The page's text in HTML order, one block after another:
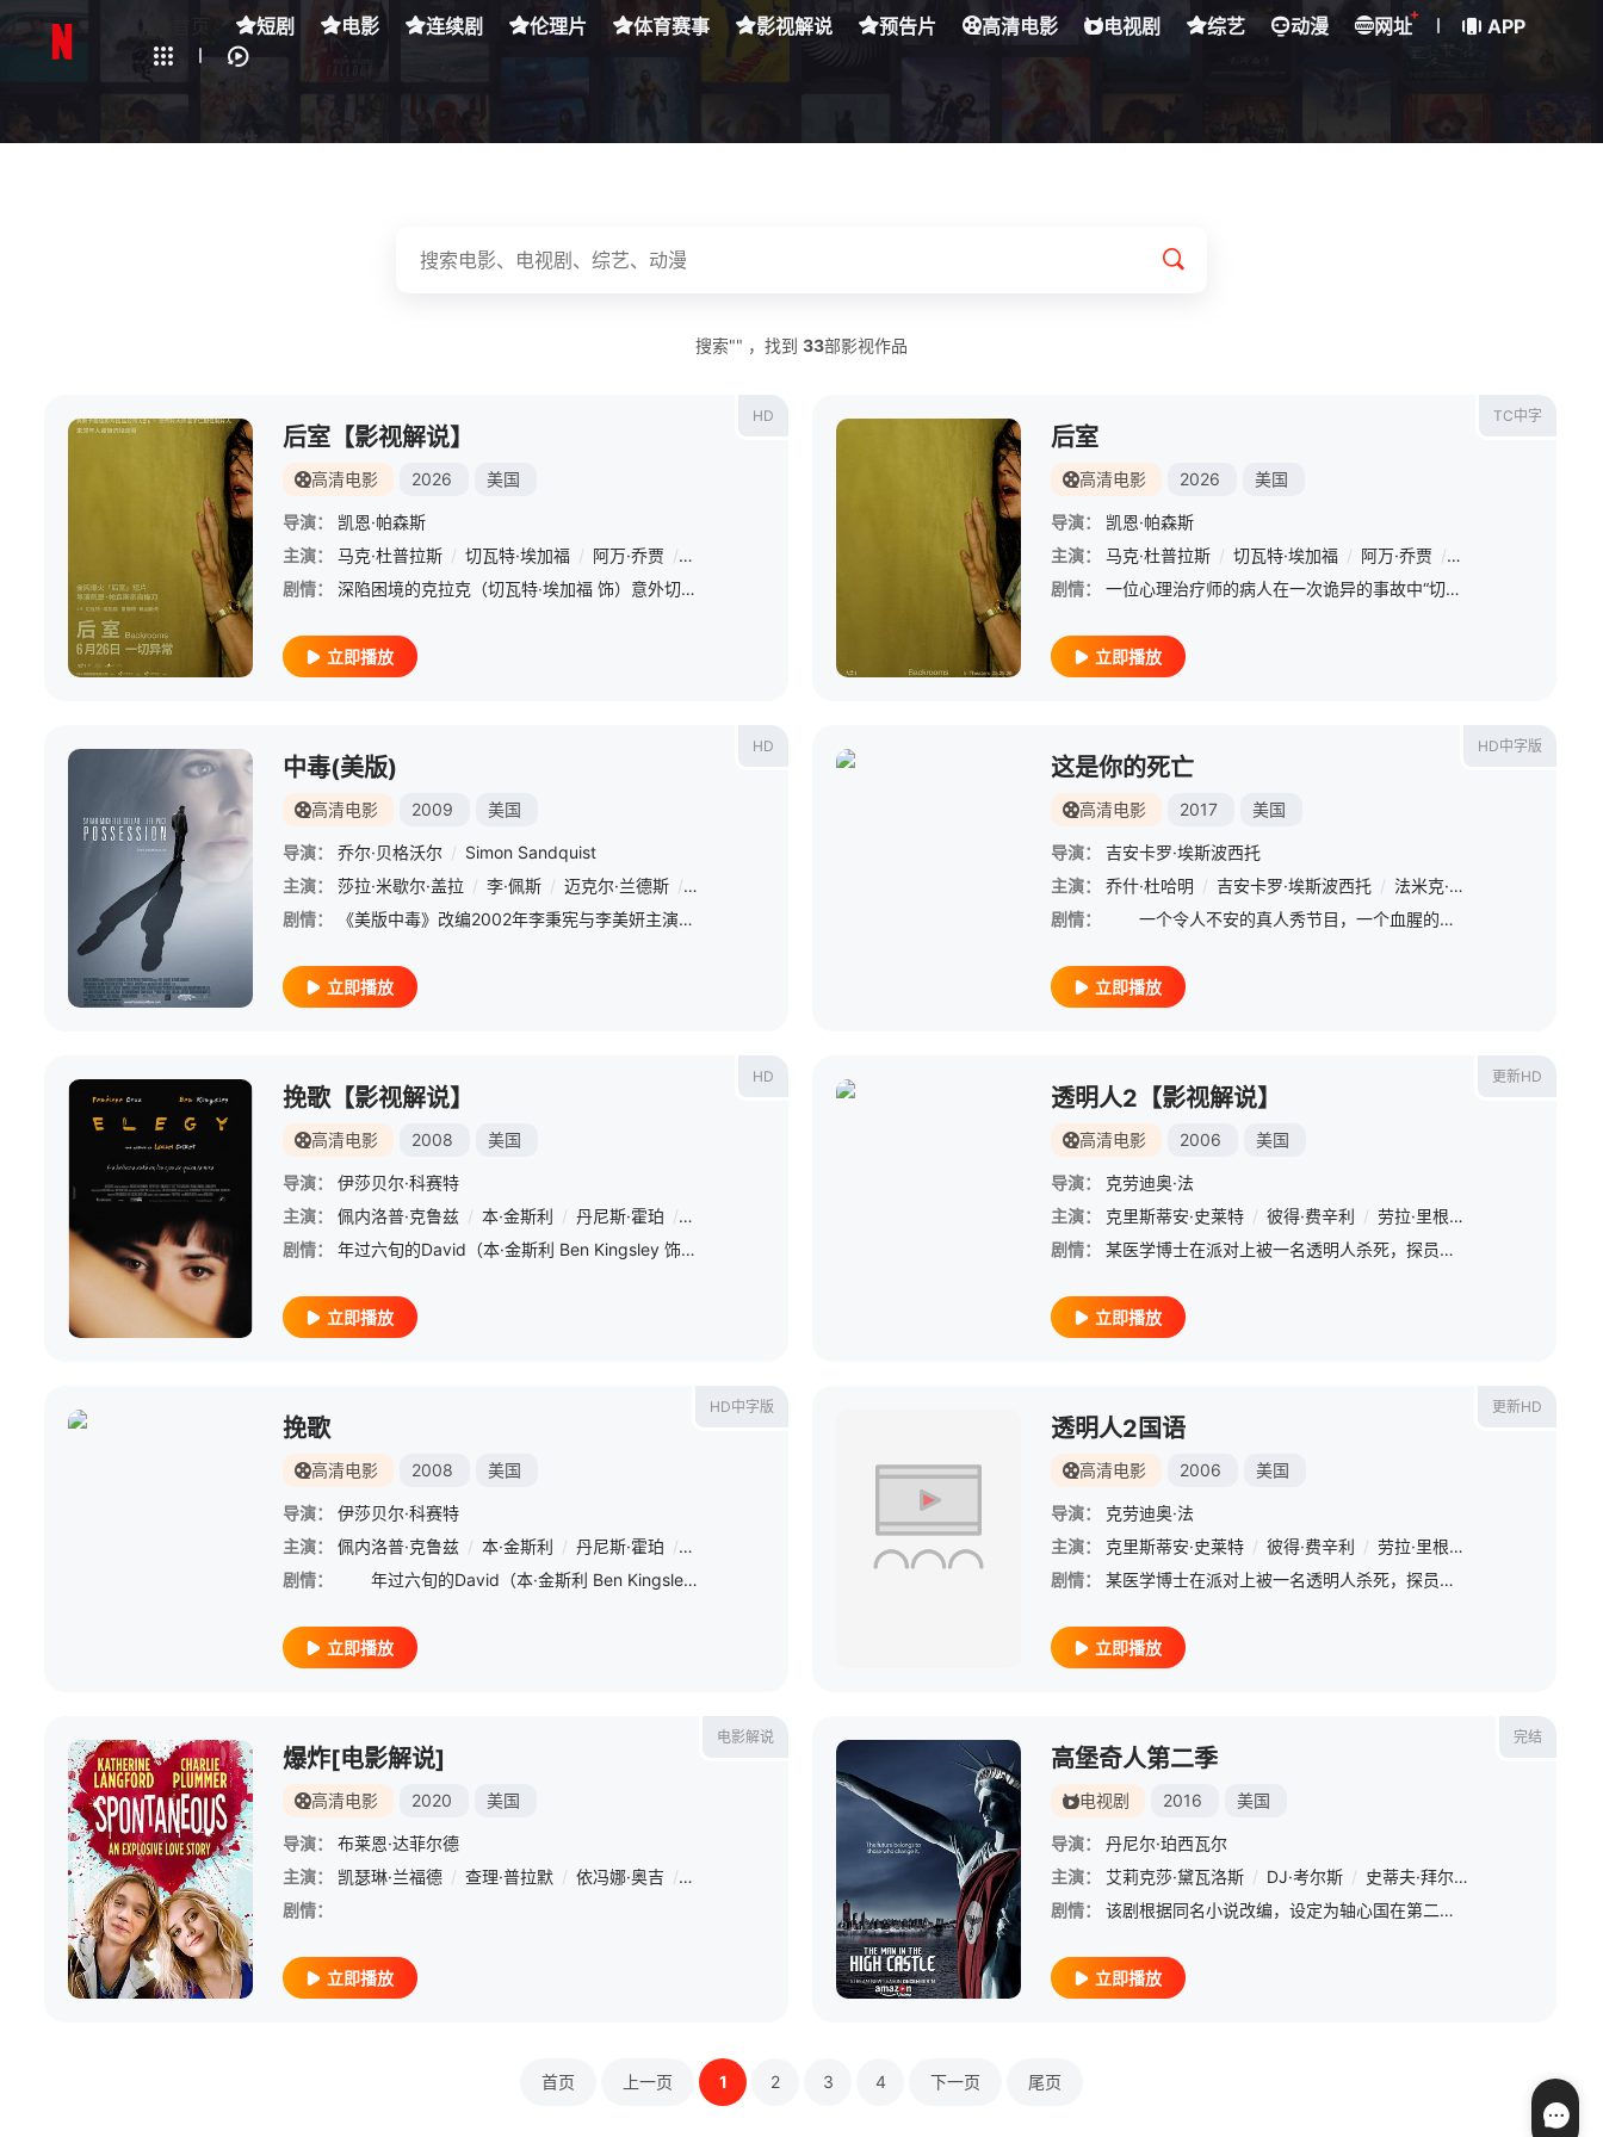
短剧 电影 连续剧 伦理片 体育赛事 影视解说 预告片 高清电影 电视剧 综艺 动漫 网址
+
APP
载客户端
搜索"" ，找到 33部影视作品
HD
后室【影视解说】
高清电影 2026 美国
导演：
凯恩·帕森斯
主演：
马克·杜普拉斯 / 切瓦特·埃加福 / 阿万·乔贾 / 谢拉赫·霍斯达尔 雷娜特·赖因斯夫 / 卢基塔·麦克斯韦尔 / 芬恩·本尼特 / 米拉尼亚·克尔
剧情：
深陷困境的克拉克（切瓦特·埃加福 饰）意外切入名为“后室”的神秘空间，在这里一切物理规则崩塌，只有漫无边际的黄色房间，没有终点也没有出路。心理医生玛丽（雷娜特·赖因斯夫 饰）为寻回克拉克意外踏入此地，
立即播放
TC中字
后室
高清电影 2026 美国
导演：
凯恩·帕森斯
主演：
马克·杜普拉斯 / 切瓦特·埃加福 / 阿万·乔贾 / 谢拉赫·霍斯达尔
剧情：
一位心理治疗师的病人在一次诡异的事故中“切入”（No-clip）到了一个超越现实的奇异维度。为了带回病人，这位治疗师不得不亲自踏入那片无边无际、充满黄色壁纸和嗡嗡荧光灯响声的未知迷宫。 该片改编自凯
立即播放
HD
中毒(美版)
高清电影 2009 美国
导演： 乔尔·贝格沃尔 / Simon Sandquist
主演：
莎拉·米歇尔·盖拉 / 李·佩斯 / 迈克尔·兰德斯 / 威廉·B·戴维斯
剧情：
《美版中毒》改编2002年李秉宪与李美妍主演的同名韩国电影《中毒》。 一场交通事故，让杰西卡（莎拉·米歇尔·盖拉 Sarah Michelle Gellar 饰）的丈夫瑞恩（迈克尔·兰德斯 Mi
立即播放
HD中字版
这是你的死亡
高清电影 2017 美国
导演：
吉安卡罗·埃斯波西托
主演：
乔什·杜哈明 / 吉安卡罗·埃斯波西托 / 法米克·詹森
剧情：
一个令人不安的真人秀节目，一个血腥的热门游戏节目，让参赛者们为了观众的娱乐而自杀……
立即播放
HD
挽歌【影视解说】
高清电影 2008 美国
导演：
伊莎贝尔·科赛特
主演：
佩内洛普·克鲁兹 / 本·金斯利 / 丹尼斯·霍珀 / 派翠西娅·克拉克森 黛布拉·哈里 / 查理·罗斯 / 安东尼奥·库普 / 米歇尔·哈里逊 / 桑娅·本妮特
剧情：
年过六旬的David（本·金斯利 Ben Kingsley 饰）是本地颇有声望的文化评论员，在电视节目上的谈笑风生让他魅力无穷。同时身为大学教授的他在课堂作业评分前从不与女学生乱搞以免被控性骚扰。David对感情自命不羁，现今生活的密友是20年前的女学生。不过自从他遇见24岁的Consuela（佩内洛普·克鲁兹 Penélope Cruz 饰）后情况发生了改变。他热爱她的青春与肉体所象征的意义，她就像画里完美的身体一样。但是他不敢相信他能永远拥有她，他认为总有更年轻更优秀的男子把她带走。于是Consuel
立即播放
更新HD
透明人2【影视解说】
高清电影 2006 美国
导演：
克劳迪奥·法
主演：
克里斯蒂安·史莱特 / 彼得·费辛利 / 劳拉·里根 /
剧情：
某医学博士在派对上被一名透明人杀死，探员特纳（彼得?费辛利 Peter Facinelli 饰）与丽萨在勘察现场时却被告知此案由国防部接手，而他二人的任务是保护女生物学家道尔顿（劳拉?里根 Laura
立即播放
HD中字版
挽歌
高清电影 2008 美国
导演：
伊莎贝尔·科赛特
主演：
佩内洛普·克鲁兹 / 本·金斯利 / 丹尼斯·霍珀 / 派翠西娅·克拉克森 彼得·萨斯加德 / 黛布拉·哈里 / 查理·罗斯 / 安东尼奥·库普 / 米歇尔·哈里逊 / 桑娅·本妮特
剧情：
年过六旬的David（本·金斯利 Ben Kingsley 饰）是本地颇有声望的文化评论员，在电视节目上的谈笑风生让他魅力无穷。同时身为大学教授的他在课堂作业评分前从不与女学生乱搞以免被控性骚扰
立即播放
更新HD
透明人2国语
高清电影 2006 美国
导演：
克劳迪奥·法
主演：
克里斯蒂安·史莱特 / 彼得·费辛利 / 劳拉·里根 /
剧情：
某医学博士在派对上被一名透明人杀死，探员特纳（彼得?费辛利 Peter Facinelli 饰）与丽萨在勘察现场时却被告知此案由国防部接手，而他二人的任务是保护女生物学家道尔顿（劳拉?里根 Laura
立即播放
电影解说
爆炸[电影解说]
高清电影 2020 美国
导演：
布莱恩·达菲尔德
主演：
凯瑟琳·兰福德 / 查理·普拉默 / 依冯娜·奥吉 / 海莉·洛 罗布·许贝尔 / Chris Shields Marlowe Percival / Laine MacNeil / Clive Holloway
剧情：
立即播放
完结
高堡奇人第二季
电视剧 2016 美国
导演：
丹尼尔·珀西瓦尔
主演：
艾莉克莎·黛瓦洛斯 / DJ·考尔斯 / 史蒂夫·拜尔斯
剧情：
该剧根据同名小说改编，设定为轴心国在第二次世界大战击败了同盟国，美国向德国和日本帝国投降，是一部架空历史的幻想类剧集。
立即播放
首页 上一页 1 2 3 4 下一页 尾页